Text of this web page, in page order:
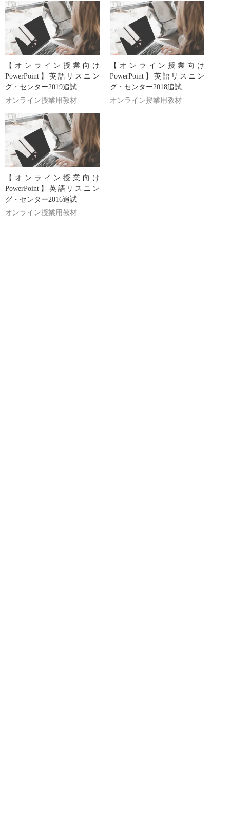
【オンライン授業向け
PowerPoint】英語リスニン
グ・センター2019追試
オンライン授業用教材
【オンライン授業向け
PowerPoint】英語リスニン
グ・センター2018追試
オンライン授業用教材
【オンライン授業向け
PowerPoint】英語リスニン
グ・センター2016追試
オンライン授業用教材